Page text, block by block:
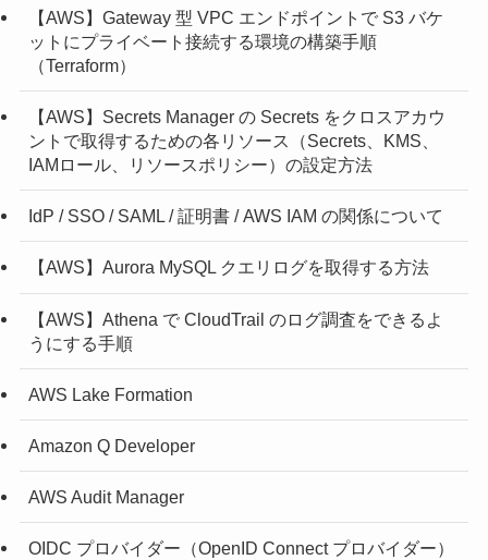
【AWS】Gateway 型 VPC エンドポイントで S3 バケ
ットにプライベート接続する環境の構築手順
（Terraform）
【AWS】Secrets Manager の Secrets をクロスアカウ
ントで取得するための各リソース（Secrets、KMS、
IAMロール、リソースポリシー）の設定方法
IdP / SSO / SAML / 証明書 / AWS IAM の関係について
【AWS】Aurora MySQL クエリログを取得する方法
【AWS】Athena で CloudTrail のログ調査をできるよ
うにする手順
AWS Lake Formation
Amazon Q Developer
AWS Audit Manager
OIDC プロバイダー（OpenID Connect プロバイダー）